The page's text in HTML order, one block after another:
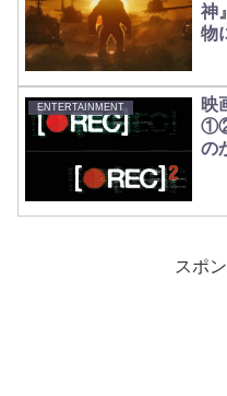
神
物
ENTERTAINMENT
映
①②
の
スポ